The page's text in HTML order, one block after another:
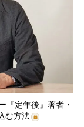
『定年後』著者・
む方法